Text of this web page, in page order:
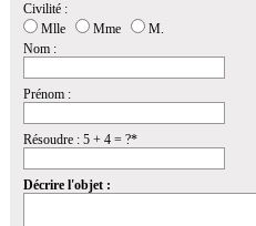
Civilité :
Mlle
Mme
M.
Nom :
Prénom :
Résoudre : 5 + 4 = ?*
Décrire l'objet :